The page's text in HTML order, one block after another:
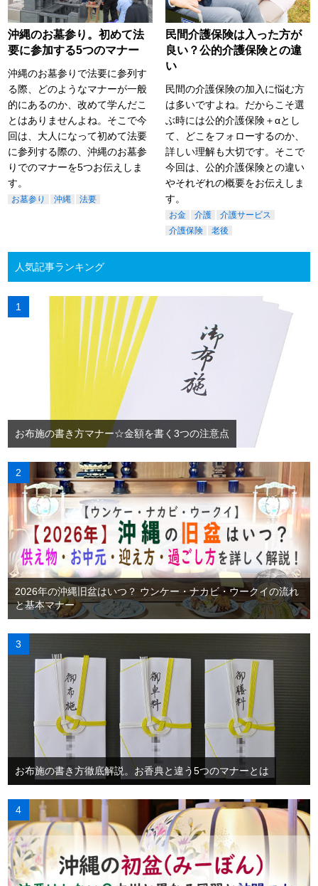
沖縄のお墓参り。初めて法
要に参加する5つのマナー
沖縄のお墓参りで法要に参列す
る際、どのようなマナーが一般
的にあるのか、改めて学んだこ
とはありませんよね。そこで今
回は、大人になって初めて法要
に参列する際の、沖縄のお墓参
りでのマナーを5つお伝えしま
す。
お墓参り 沖縄 法要
民間介護保険は入った方が
良い？公的介護保険との違
い
民間の介護保険の加入に悩む方
は多いですよね。だからこそ選
ぶ時には公的介護保険＋αとし
て、どこをフォローするのか、
詳しい理解も大切です。そこで
今回は、公的介護保険との違い
やそれぞれの概要をお伝えしま
す。
お金 介護
介護サービス
介護保険
老後
人気記事ランキング
お布施の書き方マナー☆金額を書く3つの注意点
2026年の沖縄旧盆はいつ？ ウンケー・ナカビ・ウークイの流れ
と基本マナー
お布施の書き方徹底解説。お香典と違う5つのマナーとは